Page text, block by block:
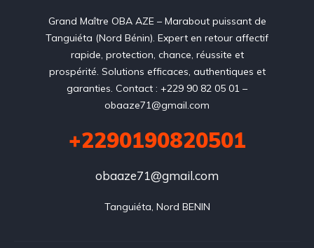
Grand Maître OBA AZE – Marabout puissant de
Tanguiéta (Nord Bénin). Expert en retour affectif
rapide, protection, chance, réussite et
prospérité. Solutions efficaces, authentiques et
garanties. Contact : +229 90 82 05 01 –
obaaze71@gmail.com
+2290190820501
obaaze71@gmail.com
Tanguiéta, Nord BENIN